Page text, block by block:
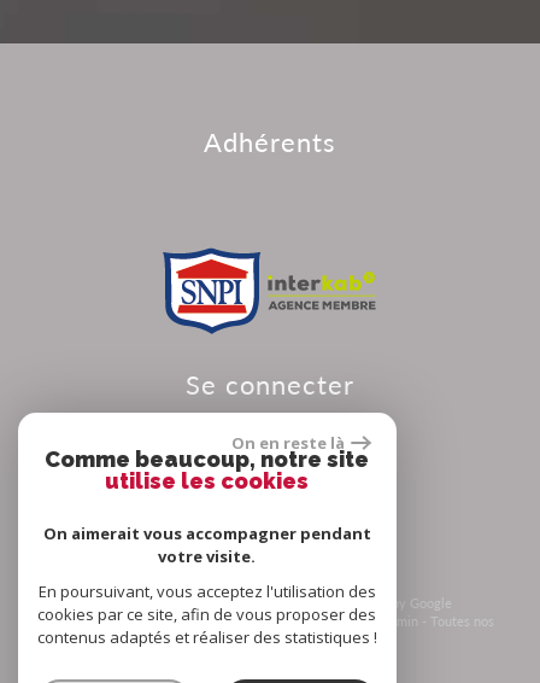
adhérents
se connecter
© 2026 | Tous droits réservés | Traduction powered by Google
Plan du site- Mentions légales- Nos honoraires-Liens- Admin - Toutes nos
annonces-Politique RGPD
On en reste là
Comme beaucoup, notre site
utilise les cookies
On aimerait vous accompagner pendant
votre visite.
En poursuivant, vous acceptez l'utilisation des
cookies par ce site, afin de vous proposer des
contenus adaptés et réaliser des statistiques !